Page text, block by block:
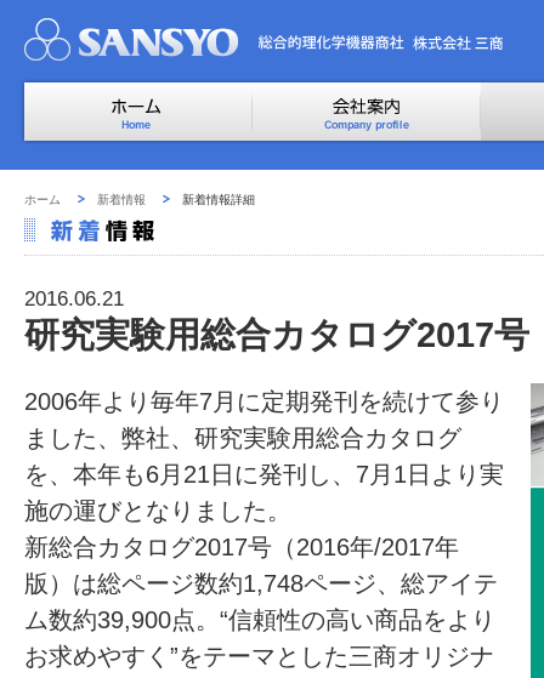
ホーム 新着情報 新着情報詳細
2016.06.21
研究実験用総合カタログ2017
2006年より毎年7月に定期発刊を続けて参り
ました、弊社、研究実験用総合カタログ
を、本年も6月21日に発刊し、7月1日より実
施の運びとなりました。
新総合カタログ2017号（2016年/2017年
版）は総ページ数約1,748ページ、総アイテ
ム数約39,900点。“信頼性の高い商品をより
お求めやすく”をテーマとした三商オリジナ